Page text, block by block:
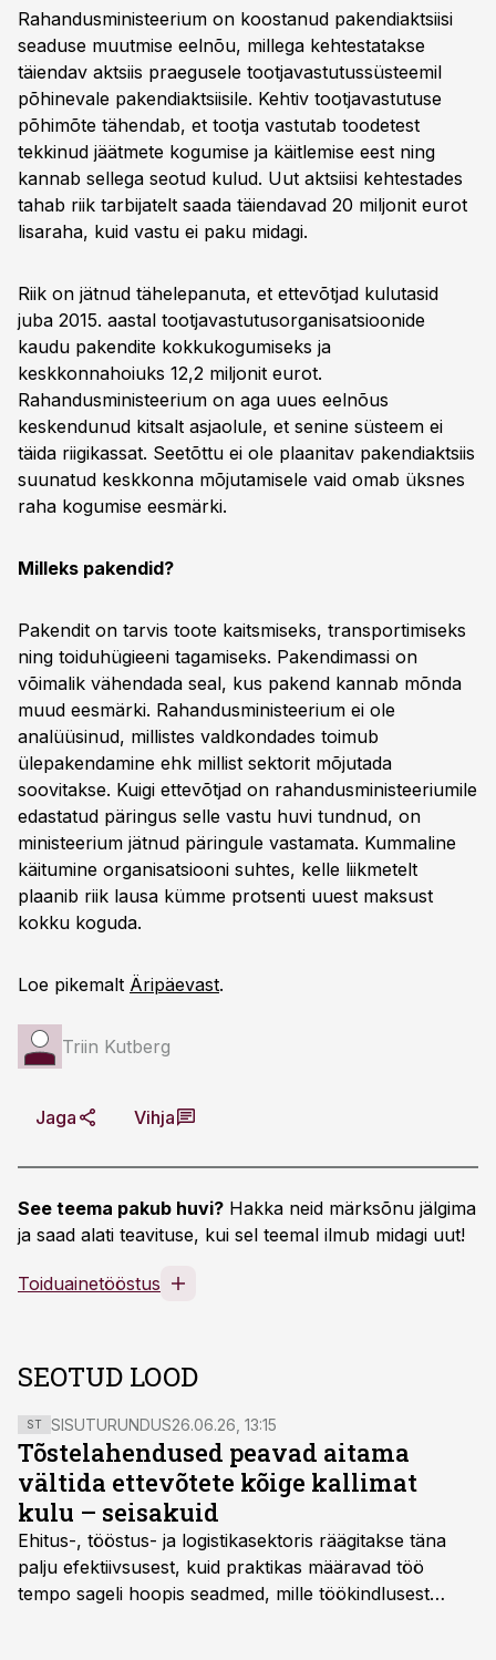
Rahandusministeerium on koostanud pakendiaktsiisi
seaduse muutmise eelnõu, millega kehtestatakse
täiendav aktsiis praegusele tootjavastutussüsteemil
põhinevale pakendiaktsiisile. Kehtiv tootjavastutuse
põhimõte tähendab, et tootja vastutab toodetest
tekkinud jäätmete kogumise ja käitlemise eest ning
kannab sellega seotud kulud. Uut aktsiisi kehtestades
tahab riik tarbijatelt saada täiendavad 20 miljonit eurot
lisaraha, kuid vastu ei paku midagi.
Riik on jätnud tähelepanuta, et ettevõtjad kulutasid
juba 2015. aastal tootjavastutusorganisatsioonide
kaudu pakendite kokkukogumiseks ja
keskkonnahoiuks 12,2 miljonit eurot.
Rahandusministeerium on aga uues eelnõus
keskendunud kitsalt asjaolule, et senine süsteem ei
täida riigikassat. Seetõttu ei ole plaanitav pakendiaktsiis
suunatud keskkonna mõjutamisele vaid omab üksnes
raha kogumise eesmärki.
Milleks pakendid?
Pakendit on tarvis toote kaitsmiseks, transportimiseks
ning toiduhügieeni tagamiseks. Pakendimassi on
võimalik vähendada seal, kus pakend kannab mõnda
muud eesmärki. Rahandusministeerium ei ole
analüüsinud, millistes valdkondades toimub
ülepakendamine ehk millist sektorit mõjutada
soovitakse. Kuigi ettevõtjad on rahandusministeeriumile
edastatud päringus selle vastu huvi tundnud, on
ministeerium jätnud päringule vastamata. Kummaline
käitumine organisatsiooni suhtes, kelle liikmetelt
plaanib riik lausa kümme protsenti uuest maksust
kokku koguda.
Loe pikemalt Äripäevast.
Triin Kutberg
Jaga Vihja
See teema pakub huvi? Hakka neid märksõnu jälgima
ja saad alati teavituse, kui sel teemal ilmub midagi uut!
Toiduainetööstus
SEOTUD LOOD
ST SISUTURUNDUS26.06.26, 13:15
Tõstelahendused peavad aitama
vältida ettevõtete kõige kallimat
kulu – seisakuid
Ehitus-, tööstus- ja logistikasektoris räägitakse täna
palju efektiivsusest, kuid praktikas määravad töö
tempo sageli hoopis seadmed, mille töökindlusest